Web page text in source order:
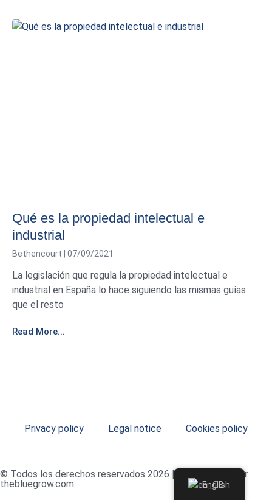
Qué es la propiedad intelectual e
industrial
Bethencourt 07/09/2021
La legislación que regula la propiedad intelectual e
industrial en España lo hace siguiendo las mismas guías
que el resto
Read More...
Privacy policy Legal notice Cookies policy
© Todos los derechos reservados 2026 | Desarrollado por
thebluegrow.com
English